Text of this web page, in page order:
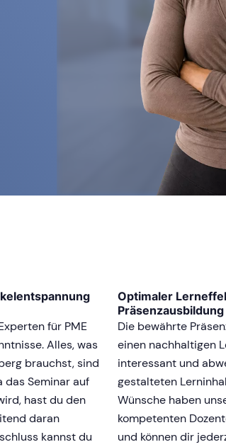
für PME
Alles, was
brauchst, sind
das Seminar auf
hast du den
daran
kannst du
Optimaler
Präsenzausbildung
Die bewährte
einen nachhaltigen
interessant und
gestalteten
Wünsche haben
kompetenten
und können dir